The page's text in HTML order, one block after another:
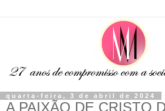
quarta-feira, 3 de abril de 2024
A PAIXÃO DE CRISTO